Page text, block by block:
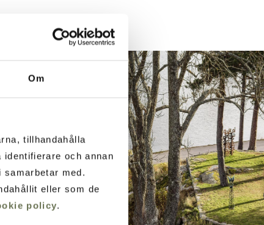
Om
tillhandahålla
och annan
med.
eller som de
policy.